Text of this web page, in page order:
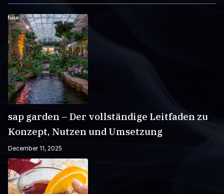
sap garden – Der vollständige Leitfaden zu
Konzept, Nutzen und Umsetzung
December 11, 2025